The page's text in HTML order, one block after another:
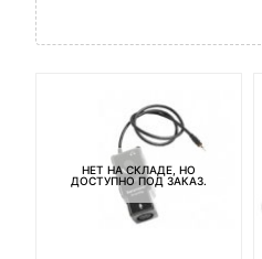
НЕТ НА СКЛАДЕ, НО
ДОСТУПНО ПОД ЗАКАЗ.